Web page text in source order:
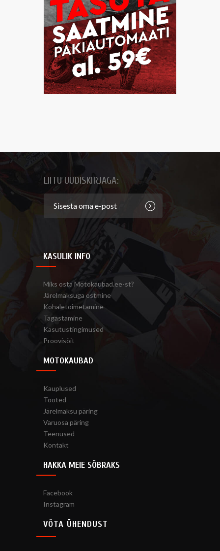
LIITU UUDISKIRJAGA:
KASULIK INFO
Miks osta Motokaubad.ee-st?
Järelmaksuga ostmine
Kohaletoimetamine
Tagastamine
Kasutustingimused
Proovisõit
MOTOKAUBAD
Kauplused
Tooted
Järelmaksu päring
Varuosa päring
Teenused
Kontakt
HAKKA MEIE SÕBRAKS
Facebook
Instagram
VÕTA ÜHENDUST